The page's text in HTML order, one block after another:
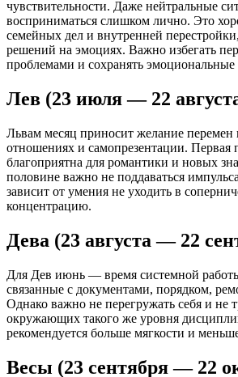
чувствительности. Даже нейтральные
восприниматься слишком лично. Это
семейных дел и внутренней
решений на эмоциях. Важно избегать
проблемами и сохранять
Лев (23 июля — 22
Львам месяц приносит желание перемен
отношениях и самопрезентации. Первая
благоприятна для романтики и новых
половине важно не поддаваться
зависит от умения не уходить в
концентрацию.
Дева (23 августа — 22
Для Дев июнь — время системной
связанные с документами, порядком,
Однако важно не перегружать себя и не
окружающих такого же уровня
рекомендуется больше мягкости и
Весы (23 сентября — 22